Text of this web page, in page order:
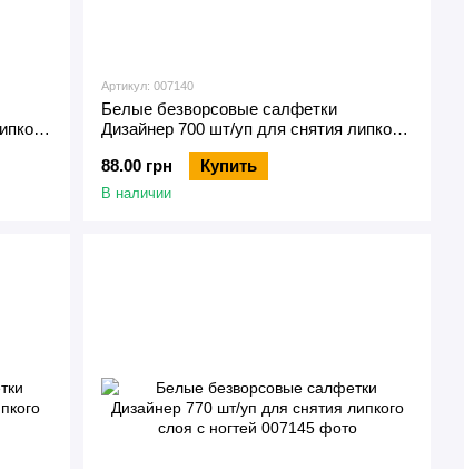
Артикул: 007140
Белые безворсовые салфетки
Дизайнер 700 шт/уп для снятия липкого
слоя с ногтей
88.00 грн
Купить
В наличии